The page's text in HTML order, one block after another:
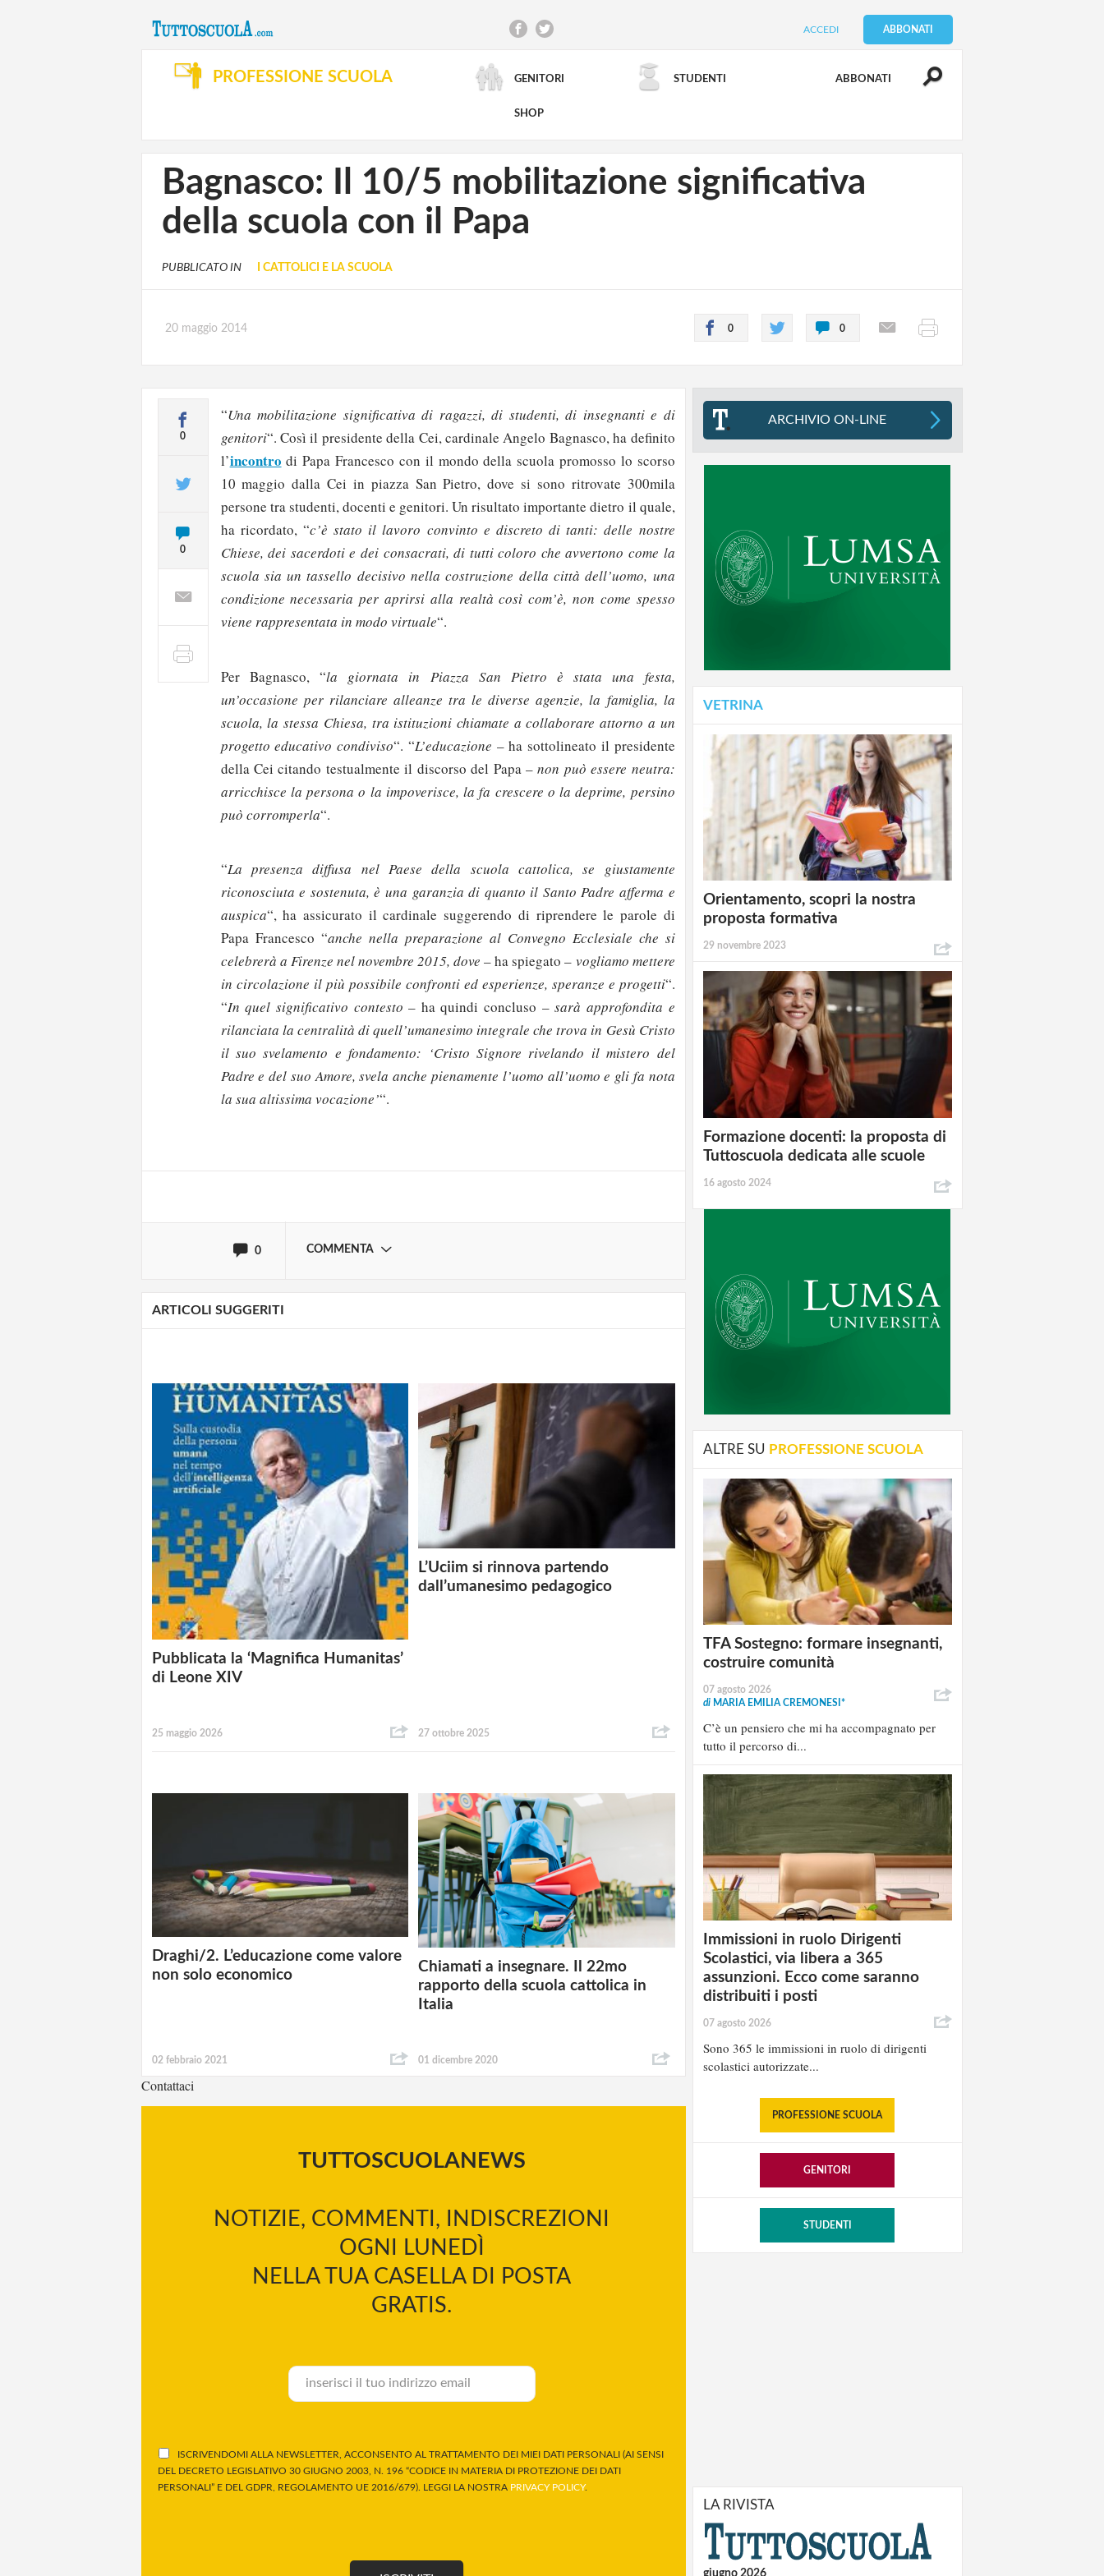
ACCEDI ABBONATI
PROFESSIONE SCUOLA GENITORI STUDENTI ABBONATI
SHOP
RICERCA AVANZATA
Bagnasco: Il 10/5 mobilitazione significativa
della scuola con il Papa
PUBBLICATO IN I CATTOLICI E LA SCUOLA
20 maggio 2014 0 0
0
0
“Una mobilitazione significativa di ragazzi, di studenti, di insegnanti e di
genitori“. Così il presidente della Cei, cardinale Angelo Bagnasco, ha definito
l’incontro di Papa Francesco con il mondo della scuola promosso lo scorso
10 maggio dalla Cei in piazza San Pietro, dove si sono ritrovate 300mila
persone tra studenti, docenti e genitori. Un risultato importante dietro il quale,
ha ricordato, “c’è stato il lavoro convinto e discreto di tanti: delle nostre
Chiese, dei sacerdoti e dei consacrati, di tutti coloro che avvertono come la
scuola sia un tassello decisivo nella costruzione della città dell’uomo, una
condizione necessaria per aprirsi alla realtà così com’è, non come spesso
viene rappresentata in modo virtuale“.
Per Bagnasco, “la giornata in Piazza San Pietro è stata una festa,
un’occasione per rilanciare alleanze tra le diverse agenzie, la famiglia, la
scuola, la stessa Chiesa, tra istituzioni chiamate a collaborare attorno a un
progetto educativo condiviso“. “L’educazione – ha sottolineato il presidente
della Cei citando testualmente il discorso del Papa –non può essere neutra:
arricchisce la persona o la impoverisce, la fa crescere o la deprime, persino
può corromperla“.
“La presenza diffusa nel Paese della scuola cattolica, se giustamente
riconosciuta e sostenuta, è una garanzia di quanto il Santo Padre afferma e
auspica“, ha assicurato il cardinale suggerendo di riprendere le parole di
Papa Francesco “anche nella preparazione al Convegno Ecclesiale che si
celebrerà a Firenze nel novembre 2015, dove – ha spiegato – vogliamo mettere
in circolazione il più possibile confronti ed esperienze, speranze e progetti“.
“In quel significativo contesto – ha quindi concluso –sarà approfondita e
rilanciata la centralità di quell’umanesimo integrale che trova in Gesù Cristo
il suo svelamento e fondamento: ‘Cristo Signore rivelando il mistero del
Padre e del suo Amore, svela anche pienamente l’uomo all’uomo e gli fa nota
la sua altissima vocazione’“.
0 COMMENTA
Solo gli utenti registrati possono commentare!
ARTICOLI SUGGERITI
Pubblicata la ‘Magnifica Humanitas’
di Leone XIV
25 maggio 2026
L’Uciim si rinnova partendo
dall’umanesimo pedagogico
27 ottobre 2025
Draghi/2. L’educazione come valore
non solo economico
02 febbraio 2021
Chiamati a insegnare. Il 22mo
rapporto della scuola cattolica in
Italia
01 dicembre 2020
Contattaci
TUTTOSCUOLANEWS
NOTIZIE, COMMENTI, INDISCREZIONI
OGNI LUNEDÌ
NELLA TUA CASELLA DI POSTA
GRATIS.
ISCRIVENDOMI ALLA NEWSLETTER, ACCONSENTO AL TRATTAMENTO DEI MIEI DATI PERSONALI (AI SENSI
DEL DECRETO LEGISLATIVO 30 GIUGNO 2003, N. 196 “CODICE IN MATERIA DI PROTEZIONE DEI DATI
PERSONALI” E DEL GDPR, REGOLAMENTO UE 2016/679). LEGGI LA NOSTRA PRIVACY POLICY.
ARCHIVIO ON-LINE
VETRINA
Orientamento, scopri la nostra
proposta formativa
29 novembre 2023
Formazione docenti: la proposta di
Tuttoscuola dedicata alle scuole
16 agosto 2024
ALTRE SU PROFESSIONE SCUOLA
TFA Sostegno: formare insegnanti,
costruire comunità
07 agosto 2026
di MARIA EMILIA CREMONESI*
C’è un pensiero che mi ha accompagnato per
tutto il percorso di...
Immissioni in ruolo Dirigenti
Scolastici, via libera a 365
assunzioni. Ecco come saranno
distribuiti i posti
07 agosto 2026
Sono 365 le immissioni in ruolo di dirigenti
scolastici autorizzate...
PROFESSIONE SCUOLA
GENITORI
STUDENTI
LA RIVISTA
giugno 2026